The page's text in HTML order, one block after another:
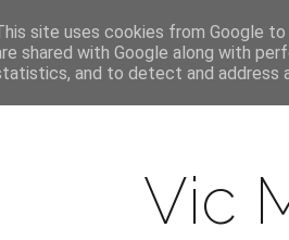
Vic
site uses cookies from Google
shared with Google along with
and to detect and address